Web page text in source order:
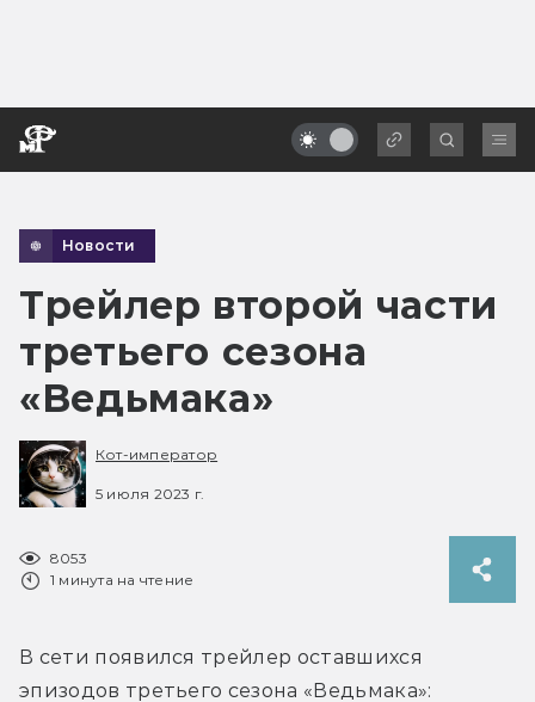
Новости
Трейлер второй части
третьего сезона
«Ведьмака»
Кот-император
5 июля 2023 г.
8053
1 минута на чтение
В сети появился трейлер оставшихся
эпизодов третьего сезона «Ведьмака»: